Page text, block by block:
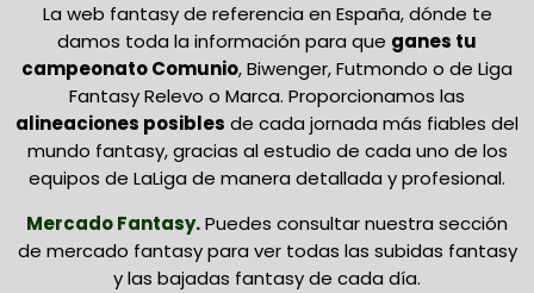
La web fantasy de referencia en España, dónde te
damos toda la información para que ganes tu
campeonato Comunio, Biwenger, Futmondo o de Liga
Fantasy Relevo o Marca. Proporcionamos las
alineaciones posibles de cada jornada más fiables del
mundo fantasy, gracias al estudio de cada uno de los
equipos de LaLiga de manera detallada y profesional.
Mercado Fantasy.Puedes consultar nuestra sección
de mercado fantasy para ver todas las subidas fantasy
y las bajadas fantasy de cada día.